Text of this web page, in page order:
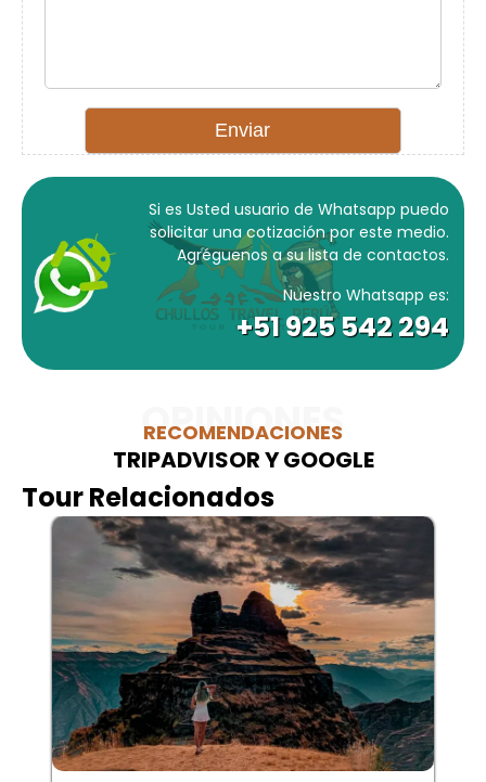
Si es Usted usuario de Whatsapp puedo
solicitar una cotización por este medio.
Agréguenos a su lista de contactos.
Nuestro Whatsapp es:
+51 925 542 294
OPINIONES
RECOMENDACIONES
TRIPADVISOR Y GOOGLE
Tour Relacionados
Duración:2Dias – 1Noche